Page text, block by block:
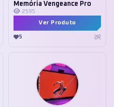
Memória Vengeance Pro
2595
Ver Produto
5